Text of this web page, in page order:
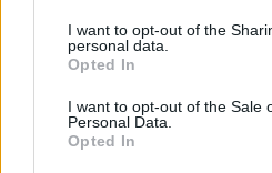
I want to opt-out of the
personal data.
Opted In
I want to opt-out of the Sale
Personal Data.
Opted In
Συνδεθείτε για να